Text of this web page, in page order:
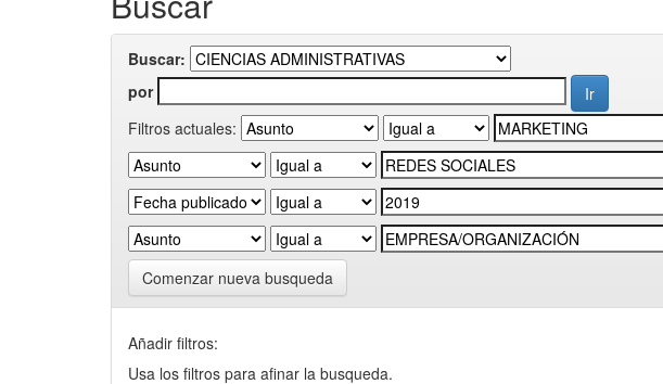
Buscar:
por
Filtros actuales:
Comenzar nueva busqueda
Añadir filtros:
Usa los filtros para afinar la busqueda.